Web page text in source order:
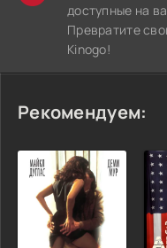
доступные на
Превратите
Kinogo!
Рекомендуем: